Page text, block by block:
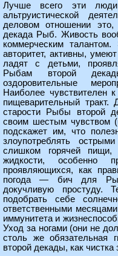
Лучше всего эти
альтруистической
деловом отношении это,
декада Рыб. Живость
коммерческим
авторитет, активны,
ладят с детьми,
Рыбам второй
оздоровительные
Наиболее чувствителен
пищеварительный тракт.
старости Рыбы второй
своим шестым чувством
подскажет им, что
злоупотреблять
слишком горячей пищи,
жидкости, особенно
проявляющихся, как
погода — бич для
докучливую
подобрать себе
ответственными
иммунитета и
Уход за ногами (они не
столь же обязательная
второй декады, как чистка